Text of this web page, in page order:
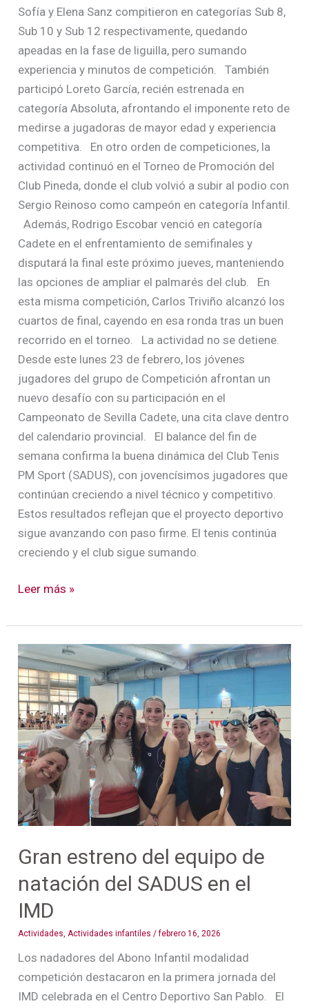
Sofía y Elena Sanz compitieron en categorías Sub 8,
Sub 10 y Sub 12 respectivamente, quedando
apeadas en la fase de liguilla, pero sumando
experiencia y minutos de competición. También
participó Loreto García, recién estrenada en
categoría Absoluta, afrontando el imponente reto de
medirse a jugadoras de mayor edad y experiencia
competitiva. En otro orden de competiciones, la
actividad continuó en el Torneo de Promoción del
Club Pineda, donde el club volvió a subir al podio con
Sergio Reinoso como campeón en categoría Infantil.
Además, Rodrigo Escobar venció en categoría
Cadete en el enfrentamiento de semifinales y
disputará la final este próximo jueves, manteniendo
las opciones de ampliar el palmarés del club. En
esta misma competición, Carlos Triviño alcanzó los
cuartos de final, cayendo en esa ronda tras un buen
recorrido en el torneo. La actividad no se detiene.
Desde este lunes 23 de febrero, los jóvenes
jugadores del grupo de Competición afrontan un
nuevo desafío con su participación en el
Campeonato de Sevilla Cadete, una cita clave dentro
del calendario provincial. El balance del fin de
semana confirma la buena dinámica del Club Tenis
PM Sport (SADUS), con jovencísimos jugadores que
continúan creciendo a nivel técnico y competitivo.
Estos resultados reflejan que el proyecto deportivo
sigue avanzando con paso firme. El tenis continúa
creciendo y el club sigue sumando.
Leer más »
Gran estreno del equipo de
natación del SADUS en el
IMD
Actividades,Actividades infantiles /febrero 16, 2026
Los nadadores del Abono Infantil modalidad
competición destacaron en la primera jornada del
IMD celebrada en el Centro Deportivo San Pablo. El
Gran
estreno
del
equipo
de
natación
del
SADUS
en
el